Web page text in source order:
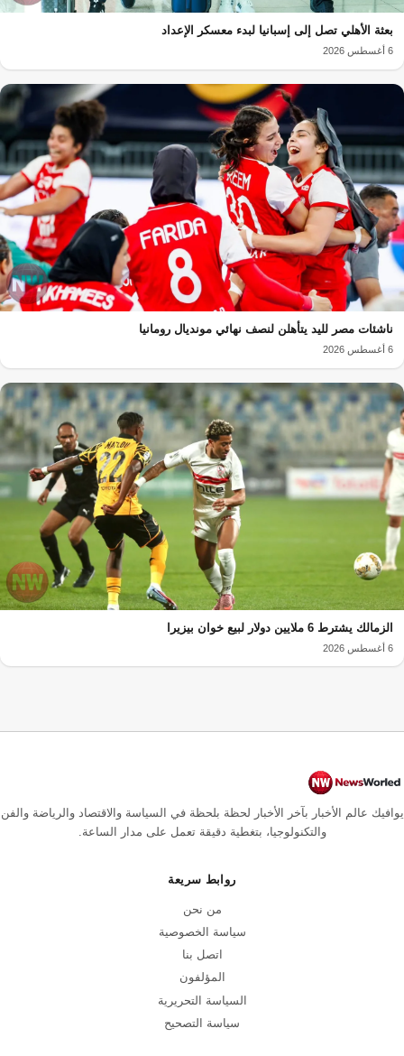
بعثة الأهلي تصل إلى إسبانيا لبدء معسكر الإعداد
6 أغسطس 2026
ناشئات مصر لليد يتأهلن لنصف نهائي مونديال رومانيا
6 أغسطس 2026
الزمالك يشترط 6 ملايين دولار لبيع خوان بيزيرا
6 أغسطس 2026
يوافيك عالم الأخبار بآخر الأخبار لحظة بلحظة في السياسة والاقتصاد والرياضة والفن
والتكنولوجيا، بتغطية دقيقة تعمل على مدار الساعة.
روابط سريعة
من نحن
سياسة الخصوصية
اتصل بنا
المؤلفون
السياسة التحريرية
سياسة التصحيح